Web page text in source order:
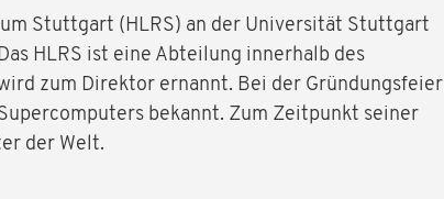
Stuttgart (HLRS) an der Universität Stuttgart
HLRS ist eine Abteilung innerhalb des
zum Direktor ernannt. Bei der Gründungsfeier
bekannt. Zum Zeitpunkt seiner
der Welt.